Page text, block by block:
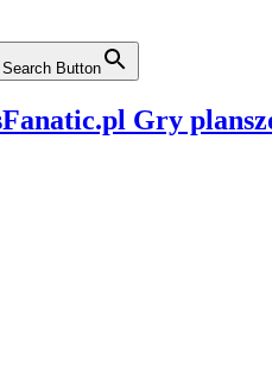
Search Button
Gry